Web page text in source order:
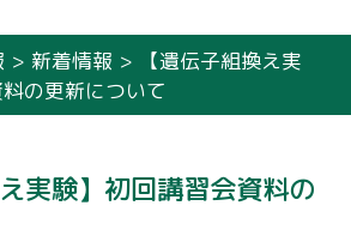
> 新着情報 >
【遺伝子組換え実
の更新について
実験】初回講習会資料の